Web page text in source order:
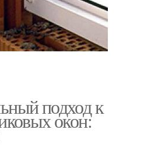
подход к
окон: